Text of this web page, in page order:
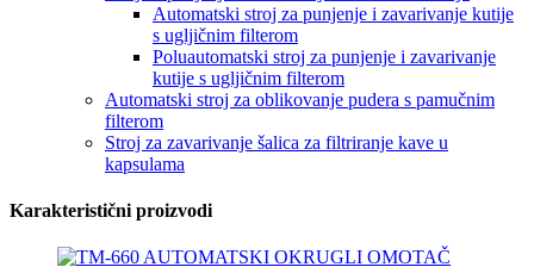
Automatski stroj za punjenje i zavarivanje kutije
s ugljičnim filterom
Poluautomatski stroj za punjenje i zavarivanje
kutije s ugljičnim filterom
Automatski stroj za oblikovanje pudera s pamučnim
filterom
Stroj za zavarivanje šalica za filtriranje kave u
kapsulama
Karakteristični proizvodi